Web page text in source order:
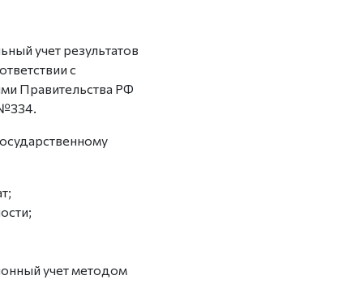
учет результатов
с
Правительства РФ
учет методом